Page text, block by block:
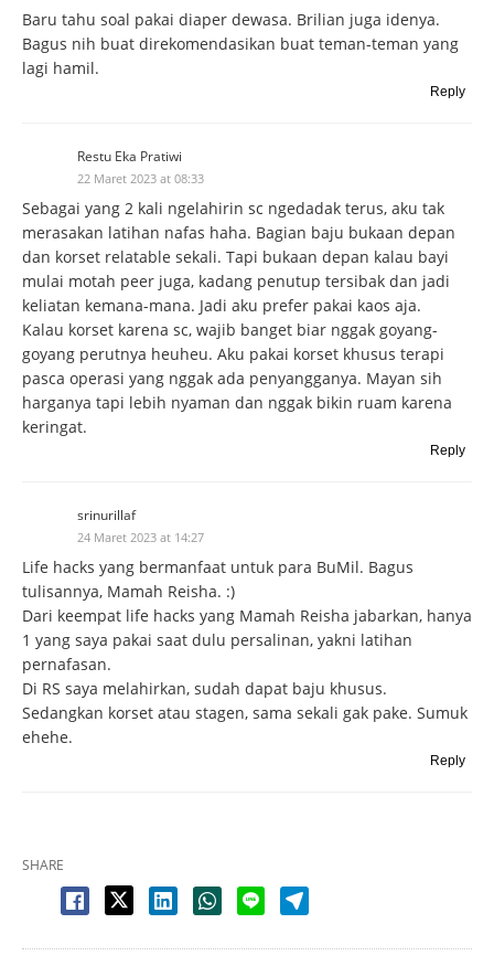
Baru tahu soal pakai diaper dewasa. Brilian juga idenya.
Bagus nih buat direkomendasikan buat teman-teman yang
lagi hamil.
Reply
Restu Eka Pratiwi
22 Maret 2023 at 08:33
Sebagai yang 2 kali ngelahirin sc ngedadak terus, aku tak
merasakan latihan nafas haha. Bagian baju bukaan depan
dan korset relatable sekali. Tapi bukaan depan kalau bayi
mulai motah peer juga, kadang penutup tersibak dan jadi
keliatan kemana-mana. Jadi aku prefer pakai kaos aja.
Kalau korset karena sc, wajib banget biar nggak goyang-
goyang perutnya heuheu. Aku pakai korset khusus terapi
pasca operasi yang nggak ada penyangganya. Mayan sih
harganya tapi lebih nyaman dan nggak bikin ruam karena
keringat.
Reply
srinurillaf
24 Maret 2023 at 14:27
Life hacks yang bermanfaat untuk para BuMil. Bagus
tulisannya, Mamah Reisha. :)
Dari keempat life hacks yang Mamah Reisha jabarkan, hanya
1 yang saya pakai saat dulu persalinan, yakni latihan
pernafasan.
Di RS saya melahirkan, sudah dapat baju khusus.
Sedangkan korset atau stagen, sama sekali gak pake. Sumuk
ehehe.
Reply
SHARE